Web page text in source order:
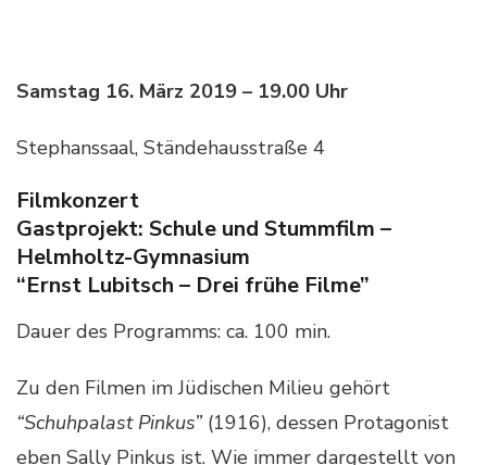
Samstag 16. März 2019 – 19.00 Uhr
Stephanssaal, Ständehausstraße 4
Filmkonzert
Gastprojekt: Schule und Stummfilm –
Helmholtz-Gymnasium
“Ernst Lubitsch – Drei frühe Filme”
Dauer des Programms: ca. 100 min.
Zu den Filmen im Jüdischen Milieu gehört
“Schuhpalast Pinkus”(1916), dessen Protagonist
eben Sally Pinkus ist. Wie immer dargestellt von